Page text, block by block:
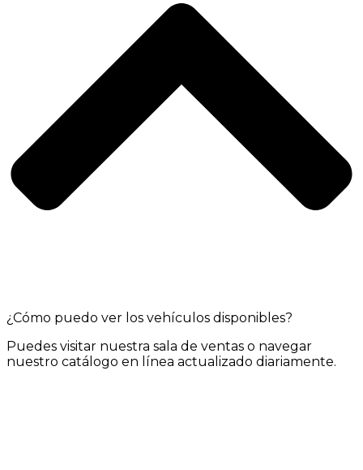
¿Cómo puedo ver los vehículos disponibles?
Puedes visitar nuestra sala de ventas o navegar
nuestro catálogo en línea actualizado diariamente.